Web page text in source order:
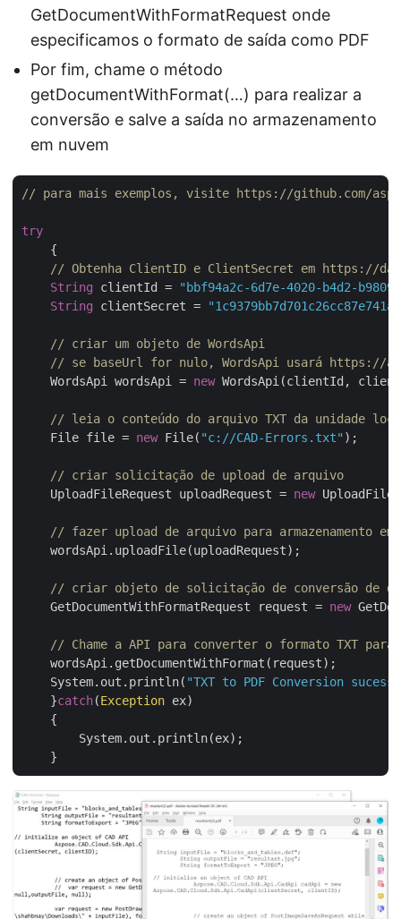
GetDocumentWithFormatRequest onde
especificamos o formato de saída como PDF
Por fim, chame o método
getDocumentWithFormat(…) para realizar a
conversão e salve a saída no armazenamento
em nuvem
// para mais exemplos, visite https://github.com/
try
    {
// Obtenha ClientID e ClientSecret em https://
String clientId =
"bbf94a2c-6d7e-4020-b4d2-
String clientSecret =
// criar um objeto de WordsApi
// se baseUrl for nulo, WordsApi usará https://
    WordsApi wordsApi =
new WordsApi(clientId,
// leia o conteúdo do arquivo TXT da unidade
    File file =
new File( "c://CAD-Errors.txt" );
// criar solicitação de upload de arquivo
    UploadFileRequest uploadRequest =
new
// fazer upload de arquivo para armazenamento em
    wordsApi.uploadFile(uploadRequest);
// criar objeto de solicitação de conversão de
    GetDocumentWithFormatRequest request =
new
// Chame a API para converter o formato TXT para
    wordsApi.getDocumentWithFormat(request);
    System.out.println(
"TXT to PDF Conversion
    }
catch(Exception ex)
    {
        System.out.println(ex);